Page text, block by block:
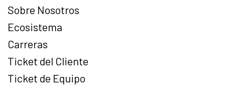
Sobre Nosotros
Ecosistema
Carreras
Ticket del Cliente
Ticket de Equipo